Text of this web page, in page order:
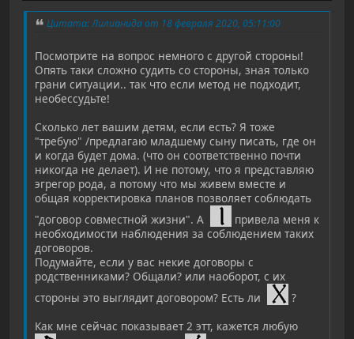
Цитата: Лилианида от 18 февраля 2020, 05:11:00
Посмотрите на вопрос немного с другой стороны!
Опять таки сложно судить со стороны, зная только
грани ситуации.. так что если метод не подходит,
необессудьте!
Сколько лет вашим детям, если есть? Я тоже
"требую" /предлагаю младшему сыну писать, где он
и когда будет дома. (что он соответственно почти
никогда не делает). И не потому, что я представляю
эгрегор рода, а потому что мы живем вместе и
общая корректировка планов позволяет соблюдать
"договор совместной жизни". А
привела меня к
необходимости наблюдения за соблюдением таких
договоров.
Подумайте, если у вас некие договоры с
родственниками? Общали? или наоборот, с их
стороны это выглядит договором? Есть ли
?
Как мне сейчас показывает 2 этт, кажется любую